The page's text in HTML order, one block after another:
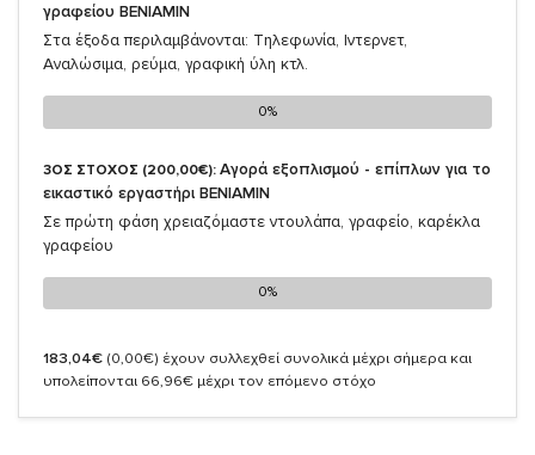
γραφείου ΒΕΝΙΑΜΙΝ
Στα έξοδα περιλαμβάνονται: Τηλεφωνία, Ιντερνετ,
Αναλώσιμα, ρεύμα, γραφική ύλη κτλ.
0%
0%
3ΟΣ ΣΤΟΧΟΣ (200,00€): Αγορά εξοπλισμού - επίπλων για το
εικαστικό εργαστήρι ΒΕΝΙΑΜΙΝ
Σε πρώτη φάση χρειαζόμαστε ντουλάπα, γραφείο, καρέκλα
γραφείου
0%
0%
183,04€ (0,00€) έχουν συλλεχθεί συνολικά μέχρι σήμερα και
υπολείπονται 66,96€ μέχρι τον επόμενο στόχο